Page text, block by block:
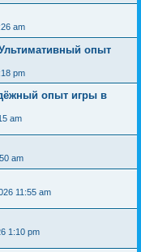
am
опыт
pm
опыт игры в
am
am
11:55 am
1:10 pm